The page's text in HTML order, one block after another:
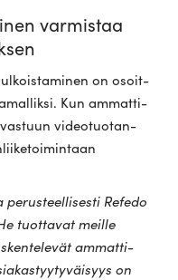
varmistaa
on osoit­
Kun ammat­ti­
video­tuo­tan­
Refedo
tuot­tavat meille
ammat­ti­
on